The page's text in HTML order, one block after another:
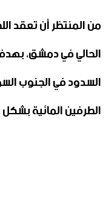
الحالي في دمشق،
السدود في الجنوب
الطرفين المائية